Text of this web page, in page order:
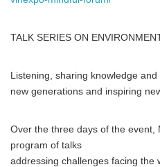
TALK SERIES ON
Listening, sharing knowledge
new generations and inspiring
Over the three days of the event,
program of talks
addressing challenges facing the